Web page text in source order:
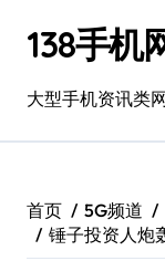
138手机
大型手机资讯类
首页 5G频道
锤子投资人炮